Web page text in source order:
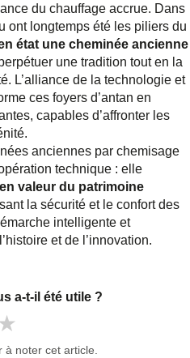
du chauffage accrue. Dans
ont longtemps été les piliers du
état une cheminée ancienne
une tradition tout en la
L’alliance de la technologie et
ces foyers d’antan en
capables d’affronter les
anciennes par chemisage
technique : elle
valeur du patrimoine
la sécurité et le confort des
intelligente et
et de l’innovation.
a-t-il été utile ?
★
à noter cet article.